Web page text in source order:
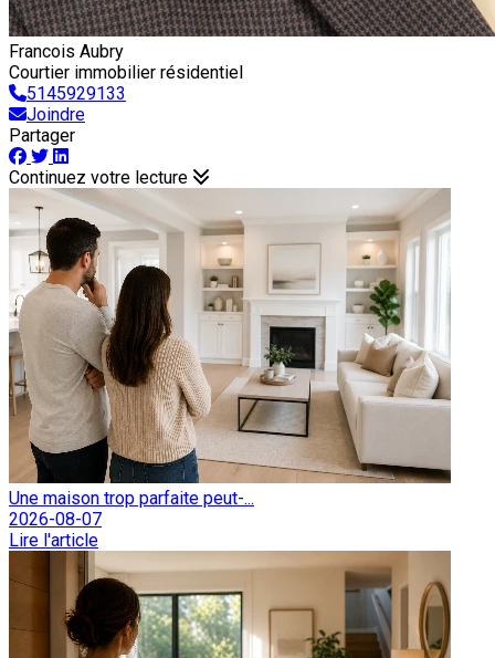
Francois Aubry
Courtier immobilier résidentiel
5145929133
Joindre
Partager
Continuez votre lecture
Une maison trop parfaite peut-...
2026-08-07
Lire l'article